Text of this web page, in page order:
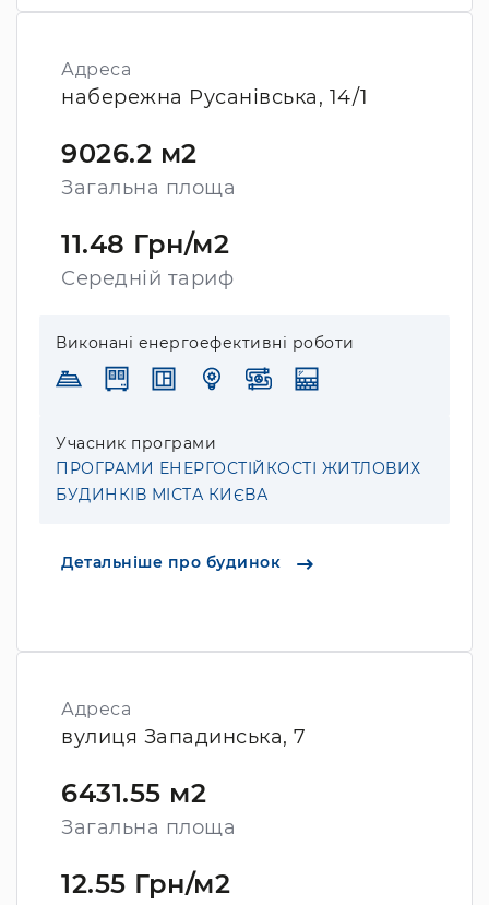
Адреса
набережна Русанівська, 14/1
9026.2 м2
Загальна площа
11.48 Грн/м2
Середній тариф
Виконані енергоефективні роботи
Учасник програми
ПРОГРАМИ ЕНЕРГОСТІЙКОСТІ ЖИТЛОВИХ
БУДИНКІВ МІСТА КИЄВА
Детальніше про будинок
Адреса
вулиця Западинська, 7
6431.55 м2
Загальна площа
12.55 Грн/м2